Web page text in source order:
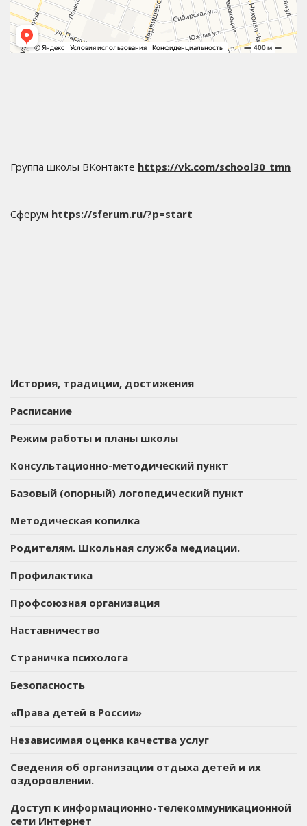
Группа школы ВКонтакте https://vk.com/school30_tmn
Сферум https://sferum.ru/?p=start
История, традиции, достижения
Расписание
Режим работы и планы школы
Консультационно-методический пункт
Базовый (опорный) логопедический пункт
Методическая копилка
Родителям. Школьная служба медиации.
Профилактика
Профсоюзная организация
Наставничество
Страничка психолога
Безопасность
«Права детей в России»
Независимая оценка качества услуг
Сведения об организации отдыха детей и их
оздоровлении.
Доступ к информационно-телекоммуникационной
сети Интернет